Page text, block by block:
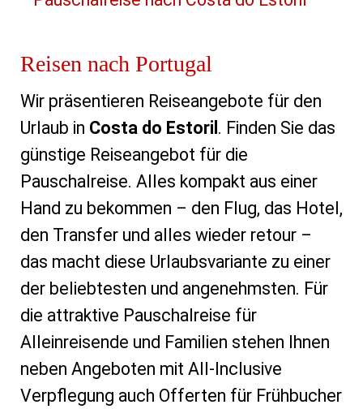
Reisen nach Portugal
Wir präsentieren Reiseangebote für den
Urlaub in Costa do Estoril . Finden Sie das
günstige Reiseangebot für die
Pauschalreise. Alles kompakt aus einer
Hand zu bekommen – den Flug, das Hotel,
den Transfer und alles wieder retour –
das macht diese Urlaubsvariante zu einer
der beliebtesten und angenehmsten. Für
die attraktive Pauschalreise für
Alleinreisende und Familien stehen Ihnen
neben Angeboten mit All-Inclusive
Verpflegung auch Offerten für Frühbucher